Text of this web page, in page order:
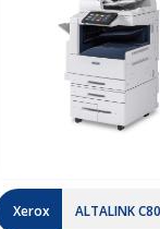
Xerox ALTALINK